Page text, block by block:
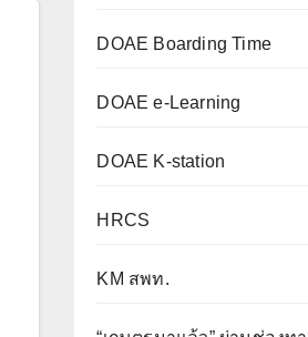
DOAE Boarding Time
DOAE e-Learning
DOAE K-station
HRCS
KM สพท.